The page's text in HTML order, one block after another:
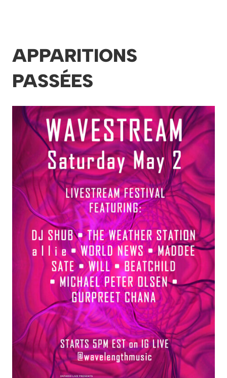
APPARITIONS
PASSÉES